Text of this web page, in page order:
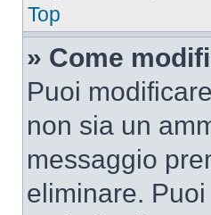
Top
» Come
Puoi
non sia un
messaggio
eliminare.